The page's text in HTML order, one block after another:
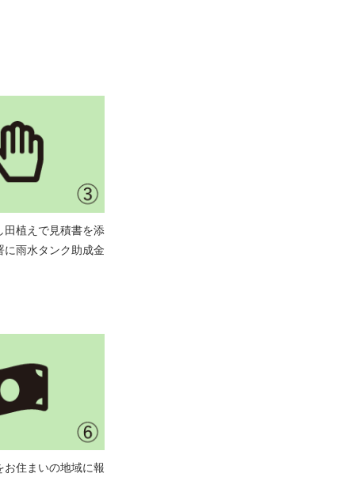
田植えで見積書を添
に雨水タンク助成金
お住まいの地域に報